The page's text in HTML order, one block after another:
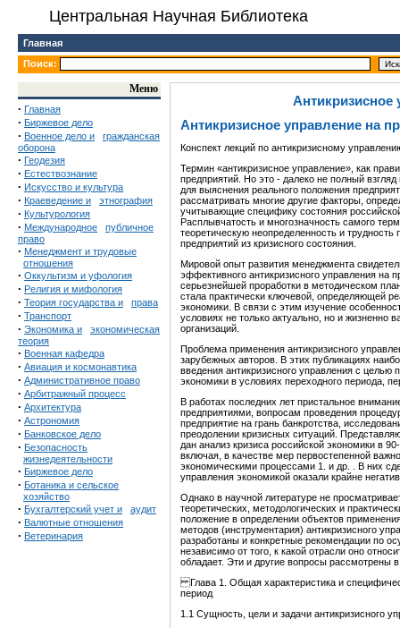
Центральная Научная Библиотека
Главная
Поиск:
Меню
· Главная
· Биржевое дело
· Военное дело и
гражданская
оборона
· Геодезия
· Естествознание
· Искусство и культура
· Краеведение и этнография
· Культурология
· Международное
публичное
право
· Менеджмент и трудовые
отношения
· Оккультизм и уфология
· Религия и мифология
· Теория государства и права
· Транспорт
· Экономика и
экономическая
теория
· Военная кафедра
· Авиация и космонавтика
· Административное право
· Арбитражный процесс
· Архитектура
· Астрономия
· Банковское дело
· Безопасность
жизнедеятельности
· Биржевое дело
· Ботаника и сельское
хозяйство
· Бухгалтерский учет и аудит
· Валютные отношения
· Ветеринария
Антикризисное
Антикризисное управление на
Конспект лекций по антикризисному
Термин «антикризисное управление», как
предприятий. Но это - далеко не полный
для выяснения реального положения
рассматривать многие другие факторы,
учитывающие специфику состояния
Расплывчатость и многозначность самого
теоретическую неопределенность и
предприятий из кризисного состояния.
Мировой опыт развития менеджмента
эффективного антикризисного управления на
серьезнейшей проработки в методическом
стала практически ключевой, определяющей
экономики. В связи с этим изучение
условиях не только актуально, но и жизненно
организаций.
Проблема применения антикризисного
зарубежных авторов. В этих публикациях
введения антикризисного управления с
экономики в условиях переходного периода,
В работах последних лет пристальное
предприятиями, вопросам проведения
предприятие на грань банкротства,
преодолении кризисных ситуаций.
дан анализ кризиса российской экономики в
включая, в качестве мер первостепенной
экономическими процессами 1. и др. . В них
управления экономикой оказали крайне
Однако в научной литературе не
теоретических, методологических и
положение в определении объектов
методов (инструментария) антикризисного
разработаны и конкретные рекомендации по
независимо от того, к какой отрасли оно
обладает. Эти и другие вопросы рассмотрены
Глава 1. Общая характеристика и
период
1.1 Сущность, цели и задачи антикризисного